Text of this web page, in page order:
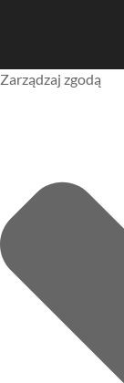
Zarządzaj zgodą